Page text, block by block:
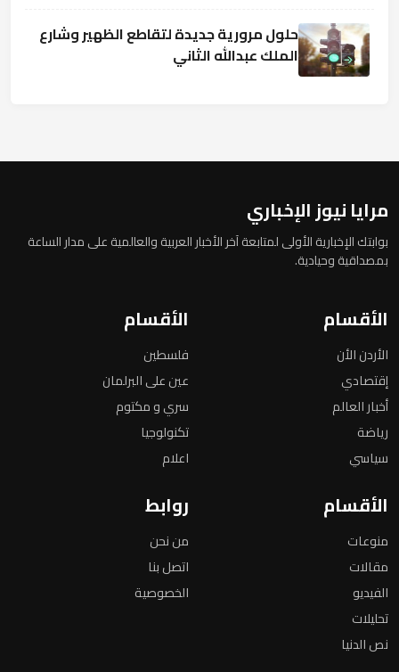
حلول مرورية جديدة لتقاطع الظهير وشارع
الملك عبدالله الثاني
مرايا نيوز الإخباري
بوابتك الإخبارية الأولى لمتابعة آخر الأخبار العربية والعالمية على مدار الساعة
بمصداقية وحيادية.
الأقسام
الأردن الأن
إقتصادي
أخبار العالم
رياضة
سياسي
الأقسام
فلسطين
عين على البرلمان
سري و مكتوم
تكنولوجيا
اعلام
الأقسام
منوعات
مقالات
الفيديو
تحليلات
نص الدنيا
روابط
من نحن
اتصل بنا
الخصوصية